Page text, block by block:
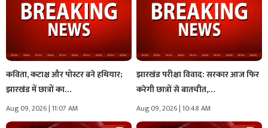
कविता, कटाक्ष और पोस्टर बने हथियार;
झारखंड में छात्रों का…
Aug 09, 2026 | 11:07 AM
झारखंड परीक्षा विवाद: सरकार आज फिर
करेगी छात्रों से बातचीत,…
Aug 09, 2026 | 10:48 AM